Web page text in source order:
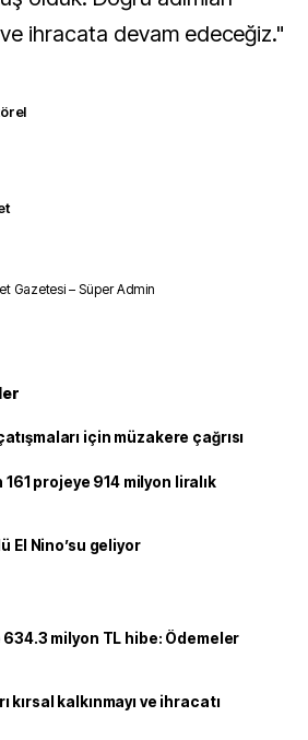
ihracata devam edeceğiz."
Gazetesi – Süper Admin
için müzakere çağrısı
161 projeye 914 milyon liralık
El Nino’su geliyor
milyon TL hibe: Ödemeler
kırsal kalkınmayı ve ihracatı